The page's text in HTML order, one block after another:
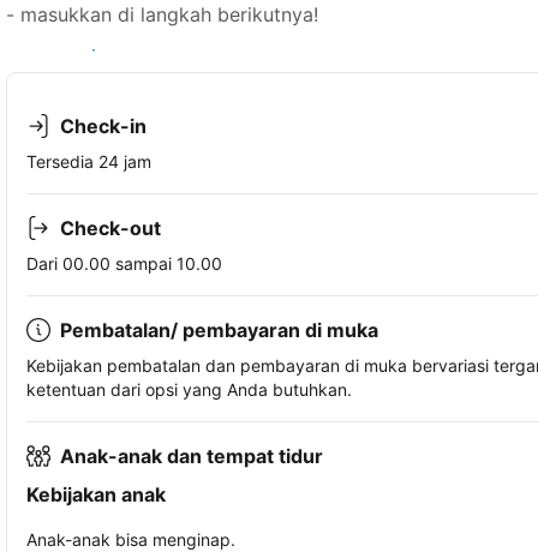
- masukkan di langkah berikutnya!
Lihat ketersediaan
Check-in
Tersedia 24 jam
Check-out
Dari 00.00 sampai 10.00
Pembatalan/ pembayaran di muka
Kebijakan pembatalan dan pembayaran di muka bervariasi
ketentuan dari opsi yang Anda butuhkan.
Anak-anak dan tempat tidur
Kebijakan anak
Anak-anak bisa menginap.